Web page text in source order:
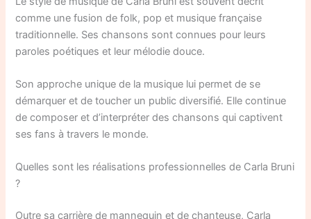
comme une fusion de folk, pop et musique française
traditionnelle. Ses chansons sont connues pour leurs
paroles poétiques et leur mélodie douce.
Son approche unique de la musique lui permet de se
démarquer et de toucher un public diversifié. Elle continue
de composer et d’interpréter des chansons qui captivent
ses fans à travers le monde.
Quelles sont les réalisations professionnelles de Carla Bruni
?
Outre sa carrière de mannequin et de chanteuse, Carla